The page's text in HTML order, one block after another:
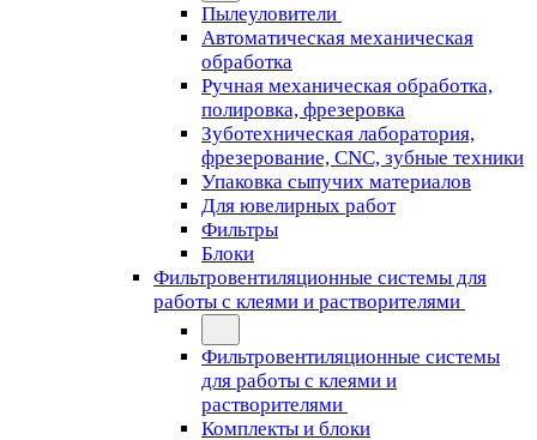
Пылеуловители
Автоматическая механическая
обработка
Ручная механическая обработка,
полировка, фрезеровка
Зуботехническая лаборатория,
фрезерование, CNC, зубные техники
Упаковка сыпучих материалов
Для ювелирных работ
Фильтры
Блоки
Фильтровентиляционные системы для
работы с клеями и растворителями
Фильтровентиляционные системы
для работы с клеями и
растворителями
Комплекты и блоки